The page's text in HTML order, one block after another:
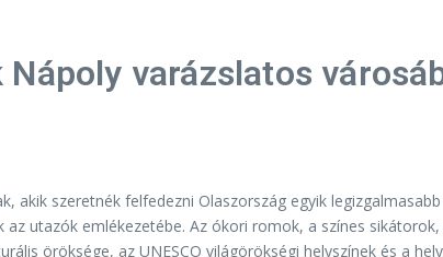
varázslatos
akik szeretnék felfedezni Olaszország egyik
utazók emlékezetébe. Az ókori romok, a színes
öröksége, az UNESCO világörökségi helyszínek és a